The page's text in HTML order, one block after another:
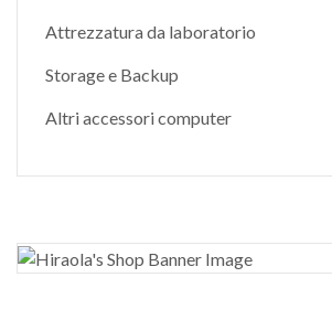
Attrezzatura da laboratorio
Storage e Backup
Altri accessori computer